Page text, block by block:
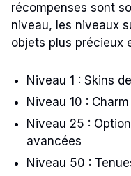
récompenses sont
niveau, les niveaux
objets plus précieux
Niveau 1 : Skins
Niveau 10 :
Niveau 25 :
avancées
Niveau 50 :